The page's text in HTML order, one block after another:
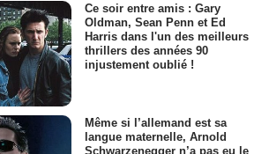
Ce soir entre amis : Gary
Oldman, Sean Penn et Ed
Harris dans l'un des meilleurs
thrillers des années 90
injustement oublié !
Même si l’allemand est sa
langue maternelle, Arnold
Schwarzenegger n’a pas eu le